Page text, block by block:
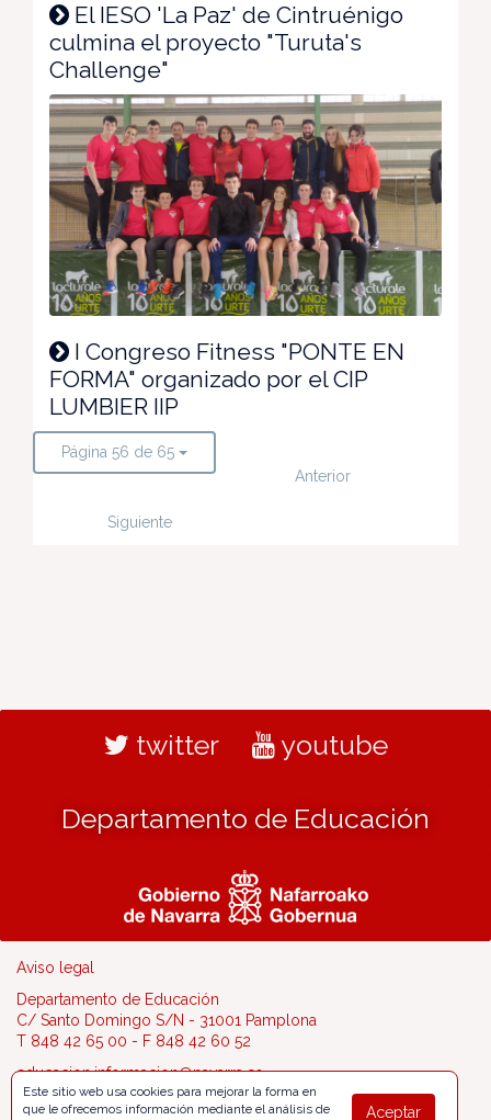
El IESO 'La Paz' de Cintruénigo
culmina el proyecto "Turuta's
Challenge"
I Congreso Fitness "PONTE EN
FORMA" organizado por el CIP
LUMBIER IIP
Página 56 de 65
Anterior
Siguiente
twitter youtube
Departamento de Educación
Aviso legal
Departamento de Educación
C/ Santo Domingo S/N - 31001 Pamplona
T 848 42 65 00 - F 848 42 60 52
educacion.informacion@navarra.es
Aceptar
Este sitio web usa cookies para mejorar la forma en
que le ofrecemos información mediante el análisis de